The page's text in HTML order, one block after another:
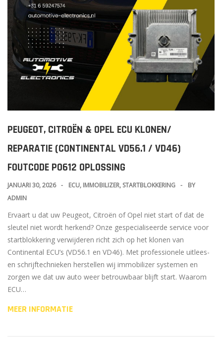
PEUGEOT, CITROËN & OPEL ECU KLONEN/
REPARATIE (CONTINENTAL VD56.1 / VD46)
FOUTCODE P0612 OPLOSSING
JANUARI 30, 2026 ECU, IMMOBILIZER, STARTBLOKKERING
BY
ADMIN
Ervaart u dat uw Peugeot, Citroën of Opel niet start of dat de
sleutel niet wordt herkend? Onze gespecialiseerde service voor
startblokkering verwijderen richt zich op het klonen van
Continental ECU’s (VD56.1 en VD46). Met professionele uitlees-
en schrijftechnieken herstellen wij immobilizer systemen en
zorgen we dat uw auto weer betrouwbaar blijft start. Waarom
ECU…
MEER INFORMATIE